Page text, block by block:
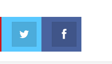
Facebook
on Facebook